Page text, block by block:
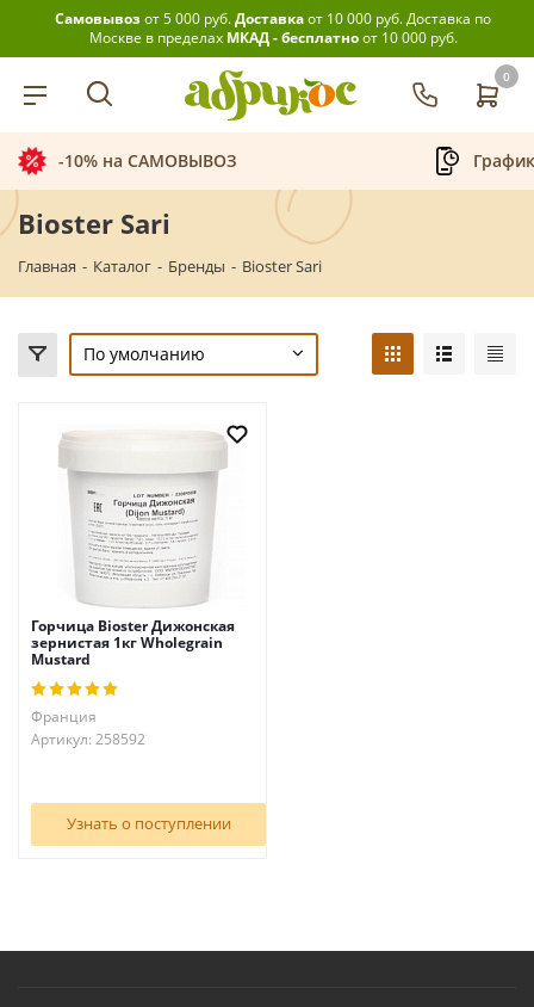
Самовывозот 5 000 руб.Доставкаот 10 000 руб.Доставка по
Москве в пределах МКАД - бесплатноот 10 000 руб.
0
-10% на САМОВЫВОЗ
Bioster Sari
Главная - Каталог - Бренды - Bioster Sari
По умолчанию
Горчица Bioster Дижонская
зернистая 1кг Wholegrain
Mustard
Франция
Артикул: 258592
Узнать о поступлении